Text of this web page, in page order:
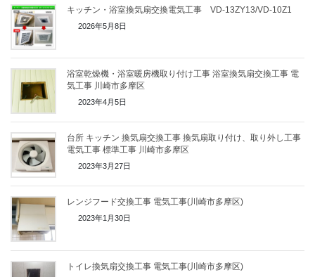
キッチン・浴室換気扇交換電気工事 VD-13ZY13/VD-10Z1
2026年5月8日
浴室乾燥機・浴室暖房機取り付け工事 浴室換気扇交換工事 電
気工事 川崎市多摩区
2023年4月5日
台所 キッチン 換気扇交換工事 換気扇取り付け、取り外し工事
電気工事 標準工事 川崎市多摩区
2023年3月27日
レンジフード交換工事 電気工事(川崎市多摩区)
2023年1月30日
トイレ換気扇交換工事 電気工事(川崎市多摩区)